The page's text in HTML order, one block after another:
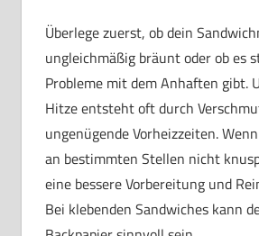
Überlege zuerst, ob dein
ungleichmäßig bräunt oder ob es
Probleme mit dem Anhaften gibt.
Hitze entsteht oft durch
ungenügende Vorheizzeiten.
an bestimmten Stellen nicht
eine bessere Vorbereitung und
Bei klebenden Sandwiches kann